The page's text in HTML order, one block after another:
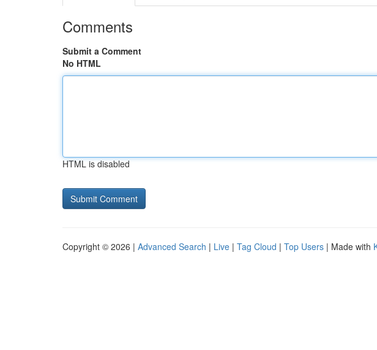
Comments
Submit a Comment
No HTML
HTML is disabled
Copyright © 2026 | Advanced Search | Live | Tag Cloud | Top Users | Made with